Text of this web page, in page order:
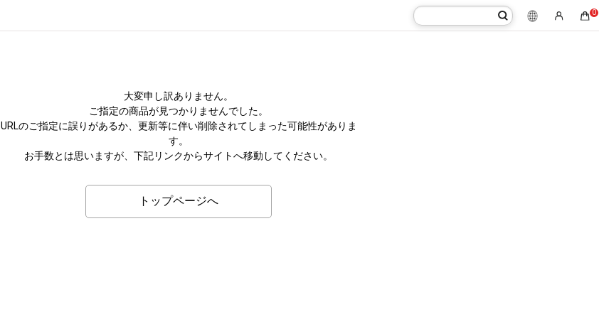
0
大変申し訳ありません。
ご指定の商品が見つかりませんでした。
URLのご指定に誤りがあるか、更新等に伴い削除されてしまった可能性がありま
す。
お手数とは思いますが、下記リンクからサイトへ移動してください。
トップページへ